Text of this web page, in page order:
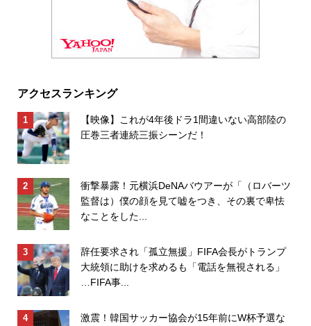
アクセスランキング
【映像】これが4年後ドラ1間違いない高部陸の
圧巻三者連続三振シーンだ！
衝撃暴露！元横浜DeNAバウアーが「（ロバーツ
監督は）僕の顔を見て嘘をつき、その裏で卑怯
なことをした...
辞任要求され「孤立無援」FIFA会長がトランプ
大統領に助けを求めるも「電話を無視される」
…FIFA事...
激震！韓国サッカー協会が15年前にW杯予選な